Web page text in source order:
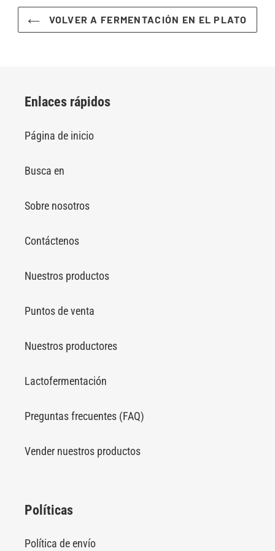
VOLVER A FERMENTACIÓN EN EL PLATO
Enlaces rápidos
Página de inicio
Busca en
Sobre nosotros
Contáctenos
Nuestros productos
Puntos de venta
Nuestros productores
Lactofermentación
Preguntas frecuentes (FAQ)
Vender nuestros productos
Políticas
Política de envío